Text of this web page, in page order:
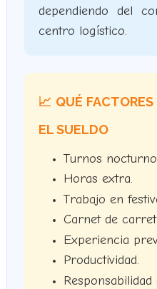
dependiendo del
centro logístico.
📈 QUÉ
EL SUELDO
Turnos
Horas extra.
Trabajo en
Carnet de
Experiencia
Productividad.
Responsabilidad